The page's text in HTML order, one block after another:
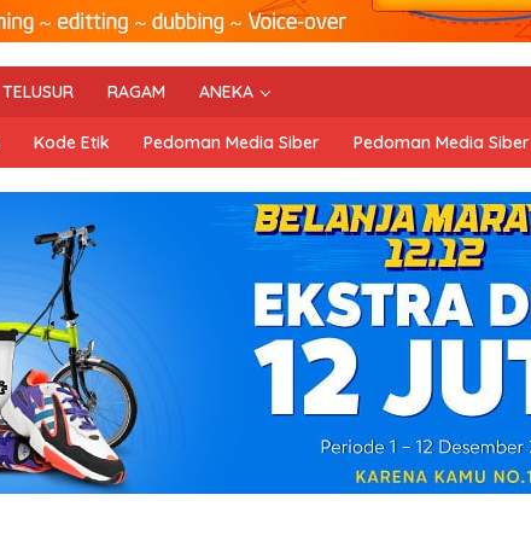
TELUSUR RAGAM ANEKA
Kode Etik Pedoman Media Siber Pedoman Media Siber